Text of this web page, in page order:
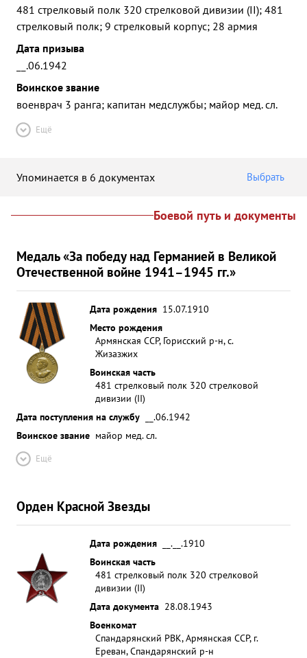
481 стрелковый полк 320 стрелковой дивизии (II); 481
стрелковый полк; 9 стрелковый корпус; 28 армия
Дата призыва
__.06.1942
Воинское звание
военврач 3 ранга; капитан медслужбы; майор мед. сл.
Ещё
Упоминается в 6 документах Выбрать
Боевой путь и документы
Медаль «За победу над Германией в Великой
Отечественной войне 1941–1945 гг.»
Дата рождения 15.07.1910
Место рождения
Армянская ССР, Горисский р-н, с.
Жизазжих
Воинская часть
481 стрелковый полк 320 стрелковой
дивизии (II)
Дата поступления на службу
__.06.1942
Воинское звание майор мед. сл.
Ещё
Орден Красной Звезды
Дата рождения
__.__.1910
Воинская часть
481 стрелковый полк 320 стрелковой
дивизии (II)
Дата документа 28.08.1943
Военкомат
Спандарянский РВК, Армянская ССР, г.
Ереван, Спандарянский р-н